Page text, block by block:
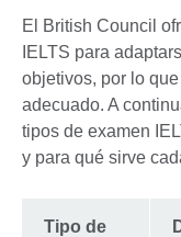
El British Council
IELTS para
objetivos, por lo
adecuado. A
tipos de examen
y para qué sirve
Tipo de